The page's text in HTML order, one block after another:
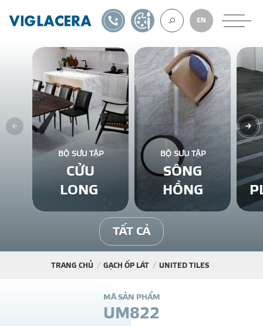
VỀ CHÚNG
GẠCH ỐP LÁT
BÊ TÔNG KHÍ
NGÓI LỢP
EN
1900561582TỰ THIẾT KẾ
BỘ SƯU TẬP
CỬU
LONG
BỘ SƯU TẬP
SÔNG
HỒNG
TẤT CẢ
TRANG CHỦ GẠCH ỐP LÁT UNITED TILES
MÃ SẢN PHẨM
UM822